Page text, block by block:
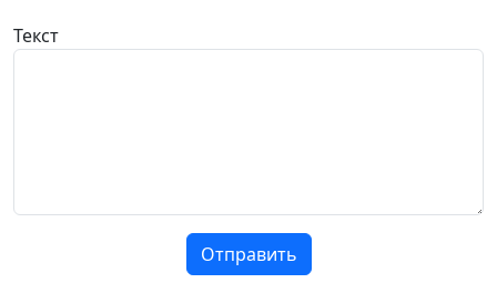
Текст
Отправить